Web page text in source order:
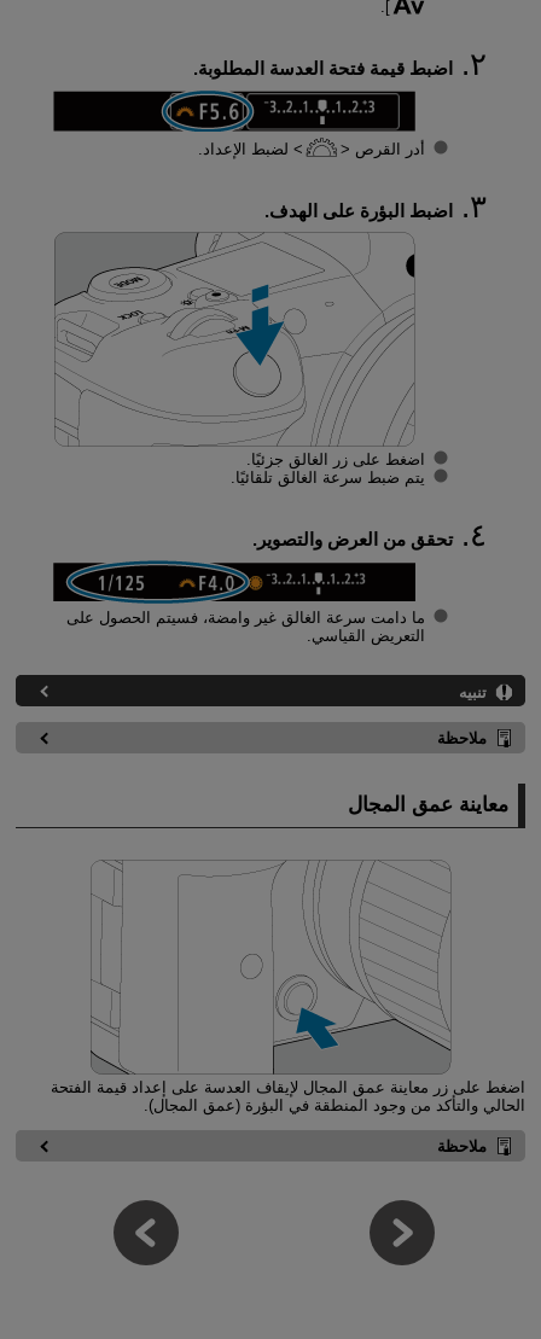
].
اضبط قيمة فتحة العدسة المطلوبة.
أدر القرص لضبط الإعداد.
اضبط البؤرة على الهدف.
اضغط على زر الغالق جزئيًا.
يتم ضبط سرعة الغالق تلقائيًا.
تحقق من العرض والتصوير.
ما دامت سرعة الغالق غير وامضة، فسيتم الحصول على
التعريض القياسي.
تنبيه
ملاحظة
معاينة عمق المجال
اضغط على زر معاينة عمق المجال لإيقاف العدسة على إعداد قيمة الفتحة
الحالي والتأكد من وجود المنطقة في البؤرة (عمق المجال).
ملاحظة